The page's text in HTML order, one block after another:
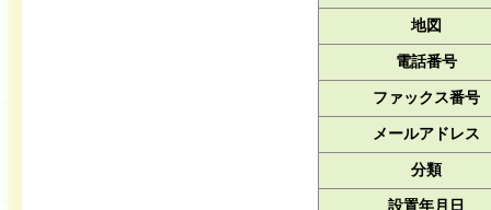
地図
電話番号
ファックス番号
メールアドレス
分類
設置年月日